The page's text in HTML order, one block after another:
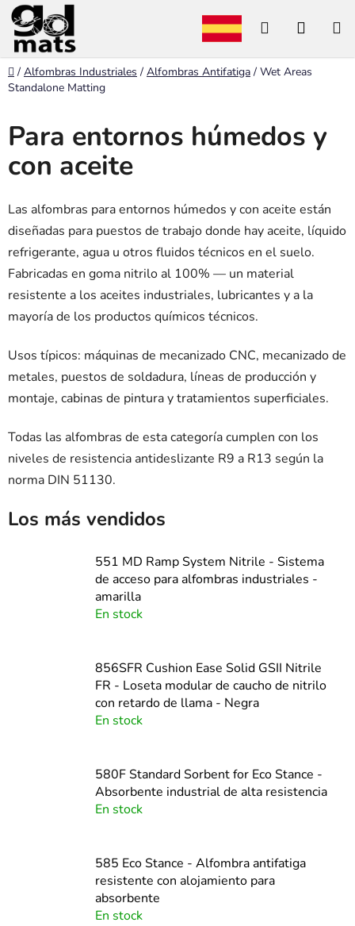
contenido
Buscar CESTA
Inicio
/ Alfombras Industriales / Alfombras Antifatiga / Wet Areas
Standalone Matting
Para entornos húmedos y
con aceite
Las alfombras para entornos húmedos y con aceite están
diseñadas para puestos de trabajo donde hay aceite, líquido
refrigerante, agua u otros fluidos técnicos en el suelo.
Fabricadas en goma nitrilo al 100% — un material
resistente a los aceites industriales, lubricantes y a la
mayoría de los productos químicos técnicos.
Usos típicos: máquinas de mecanizado CNC, mecanizado de
metales, puestos de soldadura, líneas de producción y
montaje, cabinas de pintura y tratamientos superficiales.
Todas las alfombras de esta categoría cumplen con los
niveles de resistencia antideslizante R9 a R13 según la
norma DIN 51130.
Los más vendidos
551 MD Ramp System Nitrile - Sistema
de acceso para alfombras industriales -
amarilla
En stock
856SFR Cushion Ease Solid GSII Nitrile
FR - Loseta modular de caucho de nitrilo
con retardo de llama - Negra
En stock
580F Standard Sorbent for Eco Stance -
Absorbente industrial de alta resistencia
En stock
585 Eco Stance - Alfombra antifatiga
resistente con alojamiento para
absorbente
En stock